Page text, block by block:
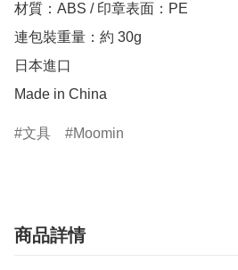
材質：ABS / 印章表面：PE
連包裝重量：約 30g
日本進口
Made in China
文具 Moomin
商品詳情